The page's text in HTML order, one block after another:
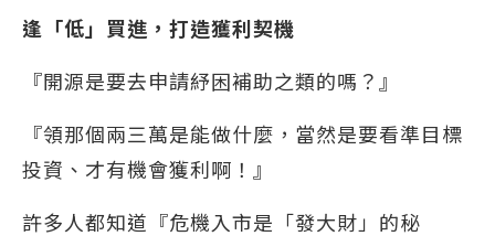
逢「低」買進，打造獲利契機
『開源是要去申請紓困補助之類的嗎？』
『領那個兩三萬是能做什麼，當然是要看準目標
投資、才有機會獲利啊！』
許多人都知道『危機入市是「發大財」的秘